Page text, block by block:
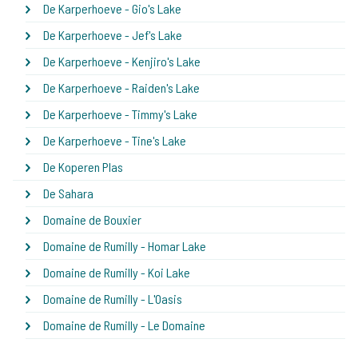
De Karperhoeve - Gio's Lake
De Karperhoeve - Jef's Lake
De Karperhoeve - Kenjiro's Lake
De Karperhoeve - Raiden's Lake
De Karperhoeve - Timmy's Lake
De Karperhoeve - Tine's Lake
De Koperen Plas
De Sahara
Domaine de Bouxier
Domaine de Rumilly - Homar Lake
Domaine de Rumilly - Koi Lake
Domaine de Rumilly - L'Oasis
Domaine de Rumilly - Le Domaine